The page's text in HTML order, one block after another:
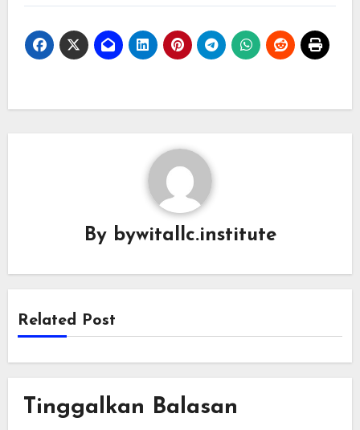
By bywitallc.institute
Related Post
Tinggalkan Balasan